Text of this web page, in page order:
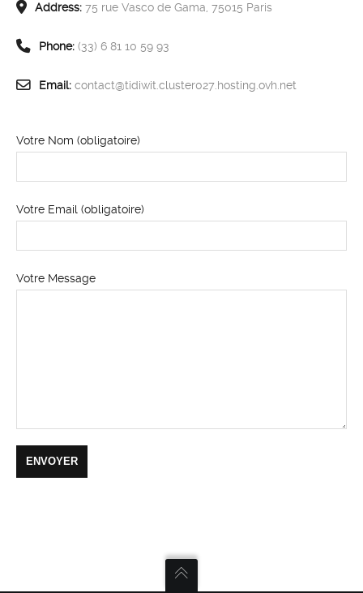
Address: 75 rue Vasco de Gama, 75015 Paris
Phone: (33) 6 81 10 59 93
Email: contact@tidiwit.cluster027.hosting.ovh.net
Votre Nom (obligatoire)
Votre Email (obligatoire)
Votre Message